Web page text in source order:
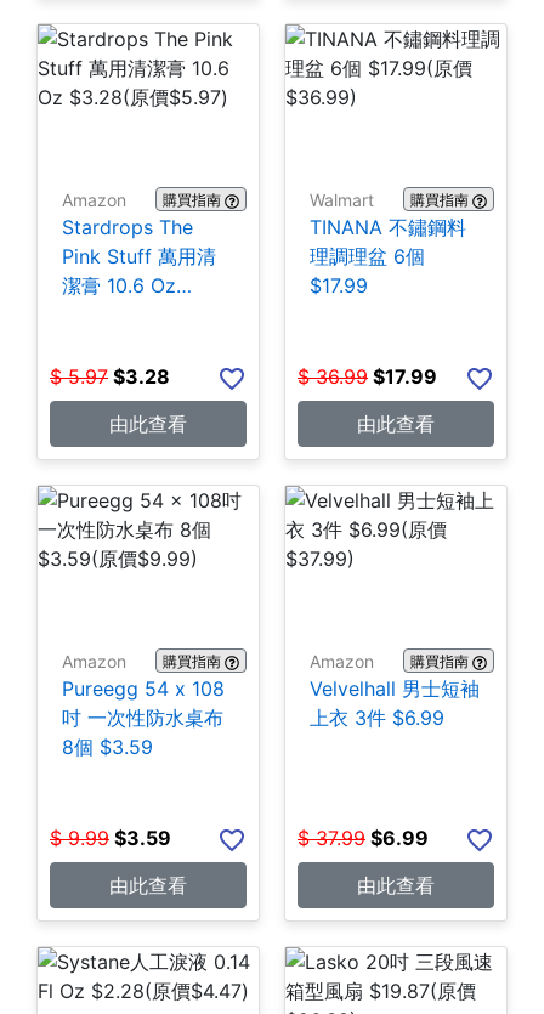
Amazon 購買指南
Stardrops The
Pink Stuff 萬用清
潔膏 10.6 Oz
$ 5.97 $3.28
由此查看
Walmart 購買指南
TINANA 不鏽鋼料
理調理盆 6個
$17.99
$ 36.99 $17.99
由此查看
Amazon 購買指南
Pureegg 54 x 108
吋 一次性防水桌布
8個 $3.59
$ 9.99 $3.59
由此查看
Amazon 購買指南
Velvelhall 男士短袖
上衣 3件 $6.99
$ 37.99 $6.99
由此查看